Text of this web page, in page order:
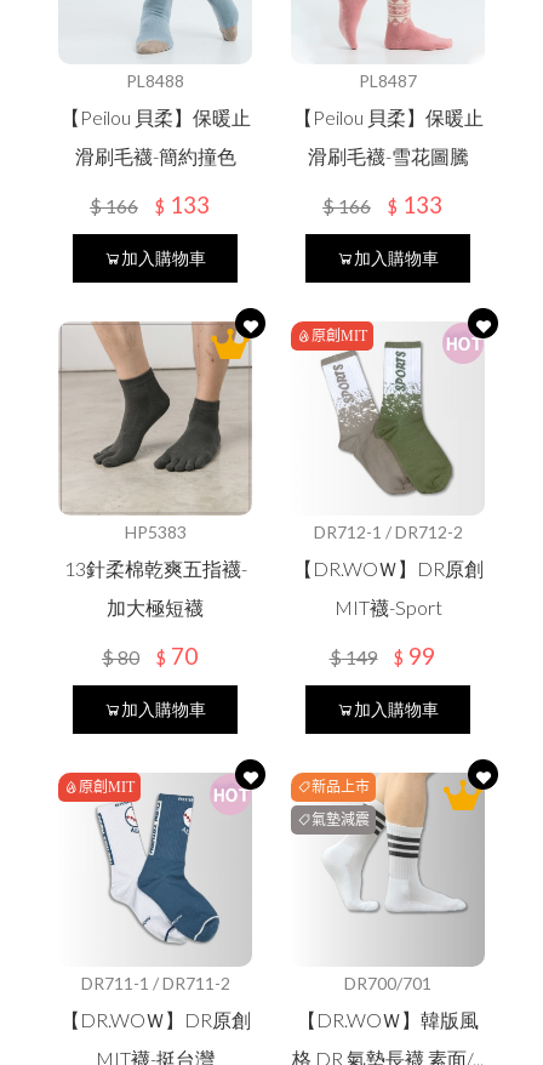
PL8488
【Peilou 貝柔】保暖止
滑刷毛襪-簡約撞色
$166 $ 133
加入購物車
PL8487
【Peilou 貝柔】保暖止
滑刷毛襪-雪花圖騰
$166 $ 133
加入購物車
HP5383
13針柔棉乾爽五指襪-
加大極短襪
$80 $ 70
加入購物車
原創MIT
DR712-1 / DR712-2
【DR.WOＷ】DR原創
MIT襪-Sport
$149 $ 99
加入購物車
原創MIT
DR711-1 / DR711-2
【DR.WOＷ】DR原創
MIT襪-挺台灣
新品上市
氣墊減震
DR700/701
【DR.WOＷ】韓版風
格 DR 氣墊長襪 素面/...